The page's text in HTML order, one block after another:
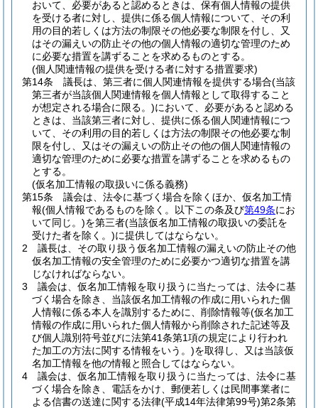
おいて、必要があると認めるときは、保有個人情報の提供
を受ける者に対し、提供に係る個人情報について、その利
用の目的若しくは方法の制限その他必要な制限を付し、又
はその漏えいの防止その他の個人情報の適切な管理のため
に必要な措置を講ずることを求めるものとする。
(個人関連情報の提供を受ける者に対する措置要求)
第14条
議長は、第三者に個人関連情報を提供する場合(当該
第三者が当該個人関連情報を個人情報として取得すること
が想定される場合に限る。)において、必要があると認める
ときは、当該第三者に対し、提供に係る個人関連情報につ
いて、その利用の目的若しくは方法の制限その他必要な制
限を付し、又はその漏えいの防止その他の個人関連情報の
適切な管理のために必要な措置を講ずることを求めるもの
とする。
(仮名加工情報の取扱いに係る義務)
第15条
議会は、法令に基づく場合を除くほか、仮名加工情
報(個人情報であるものを除く。以下この条及び第49条にお
いて同じ。)を第三者(当該仮名加工情報の取扱いの委託を
受けた者を除く。)に提供してはならない。
2
議長は、その取り扱う仮名加工情報の漏えいの防止その他
仮名加工情報の安全管理のために必要かつ適切な措置を講
じなければならない。
3
議会は、仮名加工情報を取り扱うに当たっては、法令に基
づく場合を除き、当該仮名加工情報の作成に用いられた個
人情報に係る本人を識別するために、削除情報等(仮名加工
情報の作成に用いられた個人情報から削除された記述等及
び個人識別符号並びに法第41条第1項の規定により行われ
た加工の方法に関する情報をいう。)を取得し、又は当該仮
名加工情報を他の情報と照合してはならない。
4
議会は、仮名加工情報を取り扱うに当たっては、法令に基
づく場合を除き、電話をかけ、郵便若しくは民間事業者に
よる信書の送達に関する法律(平成14年法律第99号)第2条第